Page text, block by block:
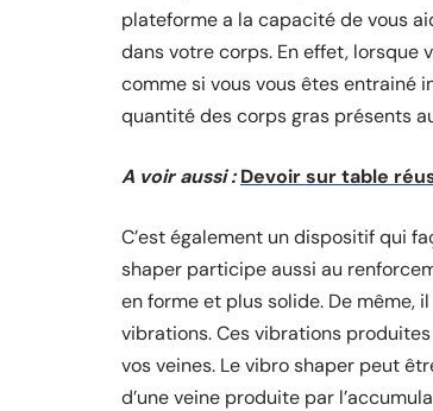
plateforme a la capacité de vous
dans votre corps. En effet, lorsque
comme si vous vous êtes entrainé
quantité des corps gras présents
A voir aussi : Devoir sur table
C’est également un dispositif qui
shaper participe aussi au
en forme et plus solide. De même,
vibrations. Ces vibrations
vos veines. Le vibro shaper peut
d’une veine produite par